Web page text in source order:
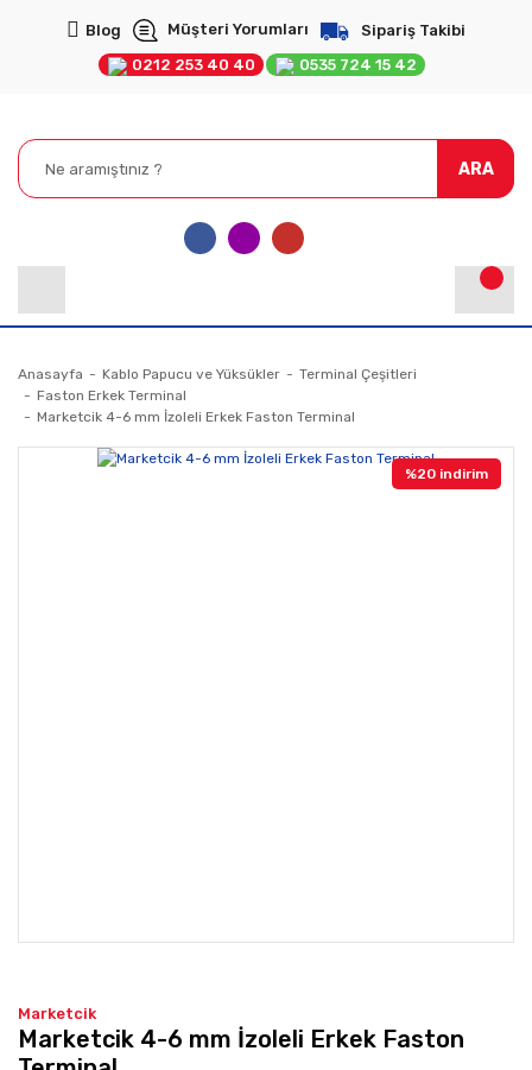
Blog Müşteri Yorumları
Sipariş Takibi
0212 253 40 40
0535 724 15 42
ARA
Anasayfa Kablo Papucu ve Yüksükler
Terminal Çeşitleri
Faston Erkek Terminal
Marketcik 4-6 mm İzoleli Erkek Faston Terminal
%20 indirim
Marketcik
Marketcik 4-6 mm İzoleli Erkek Faston